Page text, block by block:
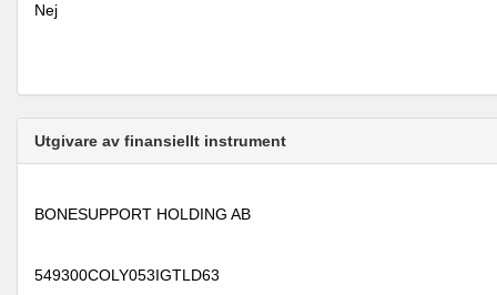
Nej
Utgivare av finansiellt instrument
BONESUPPORT HOLDING AB
549300COLY053IGTLD63